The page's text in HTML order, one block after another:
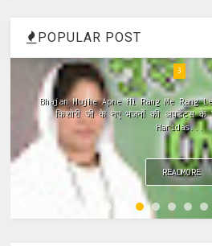
POPULAR POST
4
ramayan ki chaupai, ramayan
in hindi, ramayan chaupai download,
ramayan chaupai
READMORE